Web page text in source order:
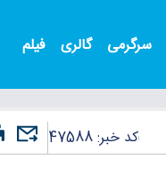
سرگرمی گالری فیلم
کد خبر:47588